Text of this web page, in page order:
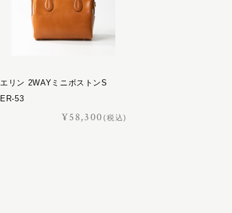
エリン 2WAYミニボストンS
ER-53
¥58,300(税込)